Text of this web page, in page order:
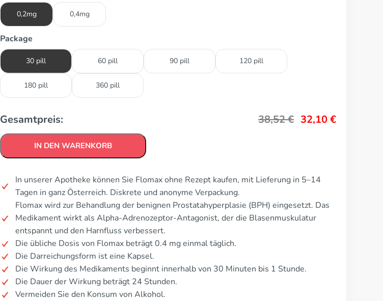
0,2mg 0,4mg
Package
30 pill 60 pill 90 pill 120 pill
180 pill 360 pill
Gesamtpreis: 38,52€ 32,10€
IN DEN WARENKORB
In unserer Apotheke können Sie Flomax ohne Rezept kaufen, mit Lieferung in 5–14
Tagen in ganz Österreich. Diskrete und anonyme Verpackung.
Flomax wird zur Behandlung der benignen Prostatahyperplasie (BPH) eingesetzt. Das
Medikament wirkt als Alpha-Adrenozeptor-Antagonist, der die Blasenmuskulatur
entspannt und den Harnfluss verbessert.
Die übliche Dosis von Flomax beträgt 0.4 mg einmal täglich.
Die Darreichungsform ist eine Kapsel.
Die Wirkung des Medikaments beginnt innerhalb von 30 Minuten bis 1 Stunde.
Die Dauer der Wirkung beträgt 24 Stunden.
Vermeiden Sie den Konsum von Alkohol.